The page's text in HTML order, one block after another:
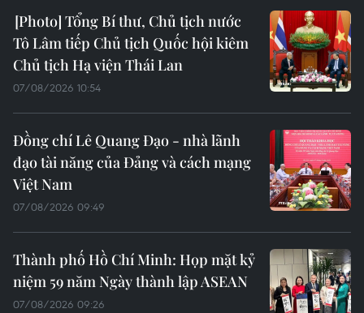
Tổng Bí thư, Chủ tịch nước
Tô Lâm tiếp Chủ tịch Quốc hội kiêm
Chủ tịch Hạ viện Thái Lan
07/08/2026 10:54
Đồng chí Lê Quang Đạo - nhà lãnh
đạo tài năng của Đảng và cách mạng
Việt Nam
07/08/2026 09:49
Thành phố Hồ Chí Minh: Họp mặt kỷ
niệm 59 năm Ngày thành lập ASEAN
07/08/2026 09:26